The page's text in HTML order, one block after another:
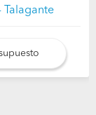
Talagante